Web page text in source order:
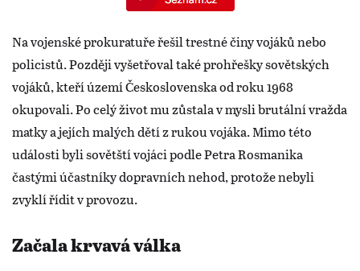
Na vojenské prokuratuře řešil trestné činy vojáků nebo
policistů. Později vyšetřoval také prohřešky sovětských
vojáků, kteří území Československa od roku 1968
okupovali. Po celý život mu zůstala v mysli brutální vražda
matky a jejích malých dětí z rukou vojáka. Mimo této
události byli sovětští vojáci podle Petra Rosmanika
častými účastníky dopravních nehod, protože nebyli
zvyklí řídit v provozu.
Začala krvavá válka